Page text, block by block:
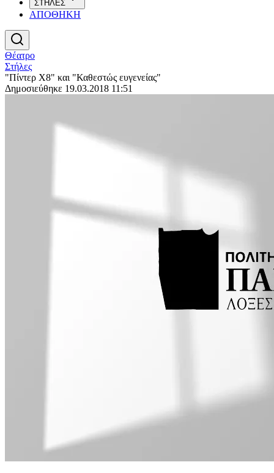
ΣΤΗΛΕΣ
ΑΠΟΘΗΚΗ
Θέατρο
Στήλες
"Πίντερ Χ8" και "Καθεστώς ευγενείας"
Δημοσιεύθηκε 19.03.2018 11:51